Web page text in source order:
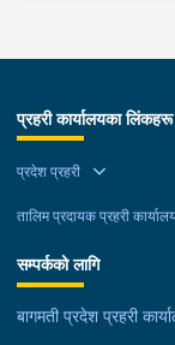
लागुऔषध गाँजा २६
समिर मोक्तान र
भईरहेको छ ।
प्रहरी कार्यालयका लिंकहरू
प्रदेश प्रहरी
तालिम प्रदायक प्रहरी
सम्पर्कको लागि
बागमती प्रदेश प्रहरी